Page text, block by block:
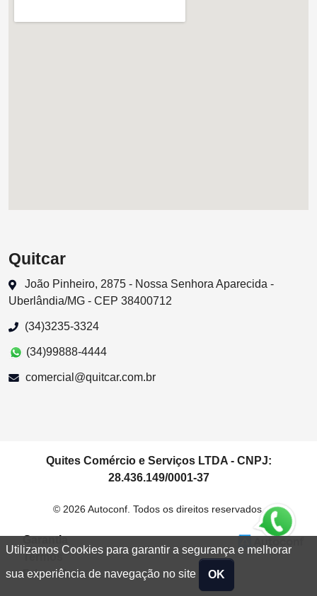
Utilizamos Cookies para garantir a segurança e melhorar
sua experiência de navegação no site OK
Quitcar
João Pinheiro, 2875 - Nossa Senhora Aparecida -
Uberlândia/MG - CEP 38400712
(34)3235-3324
(34)99888-4444
comercial@quitcar.com.br
Quites Comércio e Serviços LTDA - CNPJ:
28.436.149/0001-37
© 2026 Autoconf. Todos os direitos reservados.
Garantia
Termos
Privacidade